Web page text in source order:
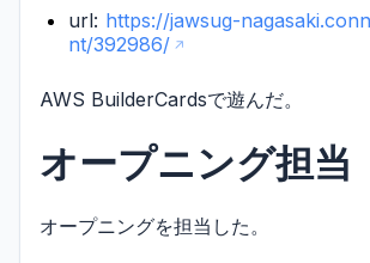
url: https://jawsug-
nt/392986/
AWS BuilderCardsで遊んだ。
オープニング担当
オープニングを担当した。